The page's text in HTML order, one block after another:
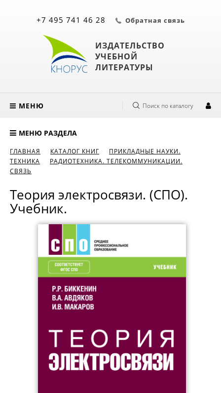
ИЗДАТЕЛЬСТВО
УЧЕБНОЙ
ЛИТЕРАТУРЫ
+7 495 741 46 28 Обратная связь
МЕНЮ Поиск по каталогу
МЕНЮ РАЗДЕЛА
ГЛАВНАЯ КАТАЛОГ КНИГ
ПРИКЛАДНЫЕ НАУКИ.
ТЕХНИКА
РАДИОТЕХНИКА. ТЕЛЕКОММУНИКАЦИИ.
СВЯЗЬ
Теория электросвязи. (СПО).
Учебник.